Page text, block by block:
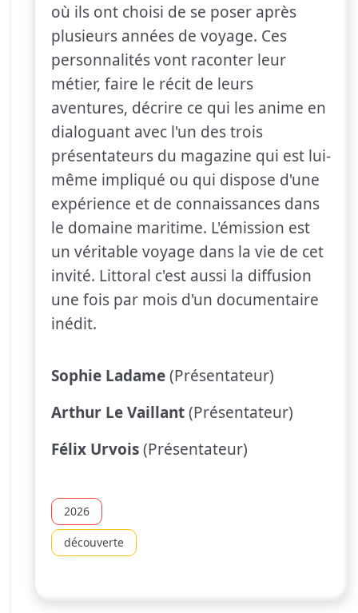
où ils ont choisi de se poser après
plusieurs années de voyage. Ces
personnalités vont raconter leur
métier, faire le récit de leurs
aventures, décrire ce qui les anime en
dialoguant avec l'un des trois
présentateurs du magazine qui est lui-
même impliqué ou qui dispose d'une
expérience et de connaissances dans
le domaine maritime. L'émission est
un véritable voyage dans la vie de cet
invité. Littoral c'est aussi la diffusion
une fois par mois d'un documentaire
inédit.
Sophie Ladame(Présentateur)
Arthur Le Vaillant(Présentateur)
Félix Urvois(Présentateur)
2026
découverte